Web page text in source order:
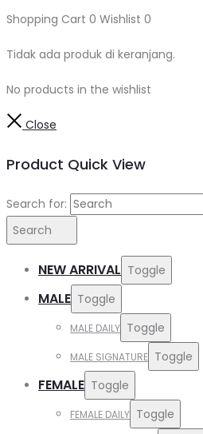
Shopping Cart 0 Wishlist 0
Tidak ada produk di keranjang.
No products in the wishlist
Close
Product Quick View
Search for:
Search
NEW ARRIVAL Toggle
MALE Toggle
MALE DAILY Toggle
MALE SIGNATURE Toggle
FEMALE Toggle
FEMALE DAILY Toggle